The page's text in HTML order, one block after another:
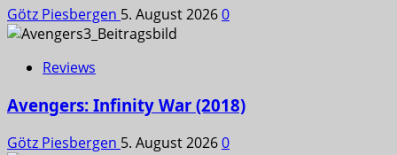
Götz Piesbergen 5. August 20260
Reviews
Avengers: Infinity War (2018)
Götz Piesbergen 5. August 20260